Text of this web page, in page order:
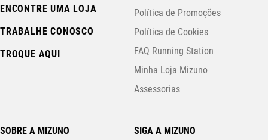
ENCONTRE UMA LOJA
TRABALHE CONOSCO
TROQUE AQUI
Política de Promoções
Política de Cookies
FAQ Running Station
Minha Loja Mizuno
Assessorias
SOBRE A MIZUNO SIGA A MIZUNO